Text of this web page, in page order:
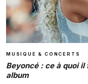
MUSIQUE & CONCERTS
Beyoncé : ce à quoi il
album